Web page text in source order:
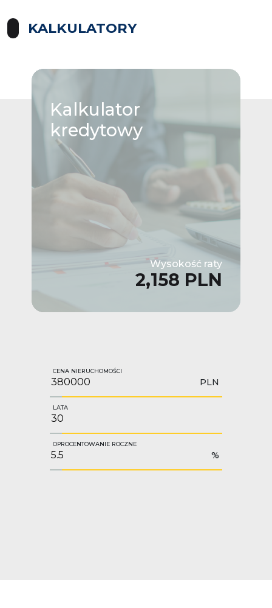
KALKULATORY
Kalkulator
kredytowy
Wysokość raty
2,158 PLN
CENA NIERUCHOMOŚCI
PLN
LATA
OPROCENTOWANIE ROCZNE
%